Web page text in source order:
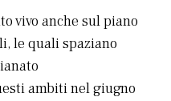
vivo anche sul piano
le quali spaziano
ambiti nel giugno